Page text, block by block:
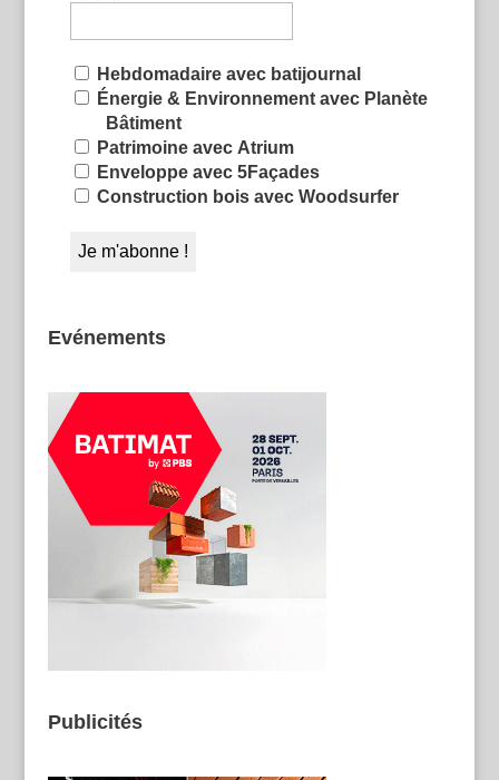
Hebdomadaire avec batijournal
Énergie & Environnement avec Planète
Bâtiment
Patrimoine avec Atrium
Enveloppe avec 5Façades
Construction bois avec Woodsurfer
Evénements
Publicités